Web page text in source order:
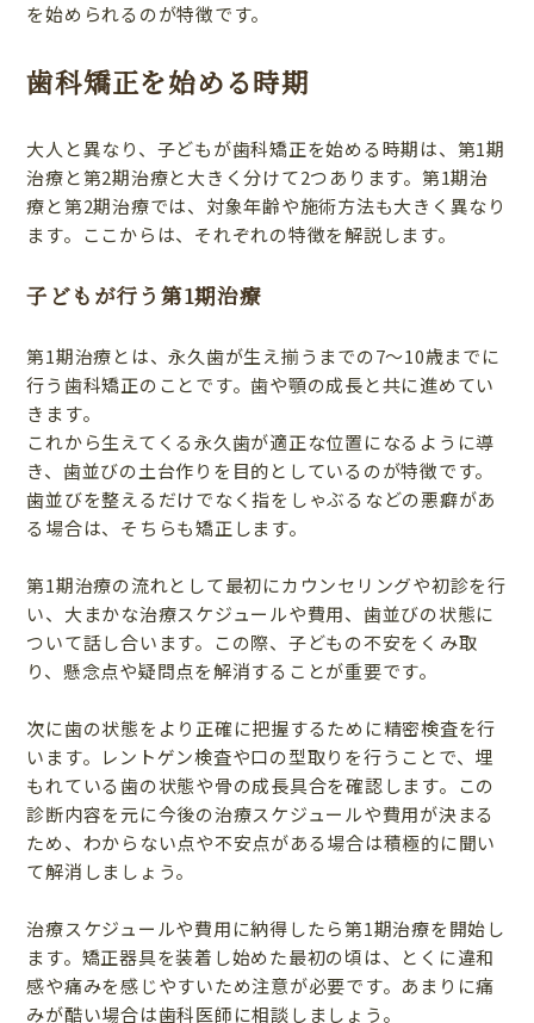
を始められるのが特徴です。
歯科矯正を始める時期
大人と異なり、子どもが歯科矯正を始める時期は、第1期
治療と第2期治療と大きく分けて2つあります。第1期治
療と第2期治療では、対象年齢や施術方法も大きく異なり
ます。ここからは、それぞれの特徴を解説します。
子どもが行う第1期治療
第1期治療とは、永久歯が生え揃うまでの7〜10歳までに
行う歯科矯正のことです。歯や顎の成長と共に進めてい
きます。
これから生えてくる永久歯が適正な位置になるように導
き、歯並びの土台作りを目的としているのが特徴です。
歯並びを整えるだけでなく指をしゃぶるなどの悪癖があ
る場合は、そちらも矯正します。
第1期治療の流れとして最初にカウンセリングや初診を行
い、大まかな治療スケジュールや費用、歯並びの状態に
ついて話し合います。この際、子どもの不安をくみ取
り、懸念点や疑問点を解消することが重要です。
次に歯の状態をより正確に把握するために精密検査を行
います。レントゲン検査や口の型取りを行うことで、埋
もれている歯の状態や骨の成長具合を確認します。この
診断内容を元に今後の治療スケジュールや費用が決まる
ため、わからない点や不安点がある場合は積極的に聞い
て解消しましょう。
治療スケジュールや費用に納得したら第1期治療を開始し
ます。矯正器具を装着し始めた最初の頃は、とくに違和
感や痛みを感じやすいため注意が必要です。あまりに痛
みが酷い場合は歯科医師に相談しましょう。